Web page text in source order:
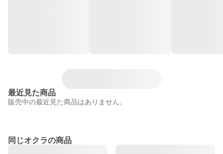
最近見た商品
販売中の最近見た商品はありません。
同じオクラの商品